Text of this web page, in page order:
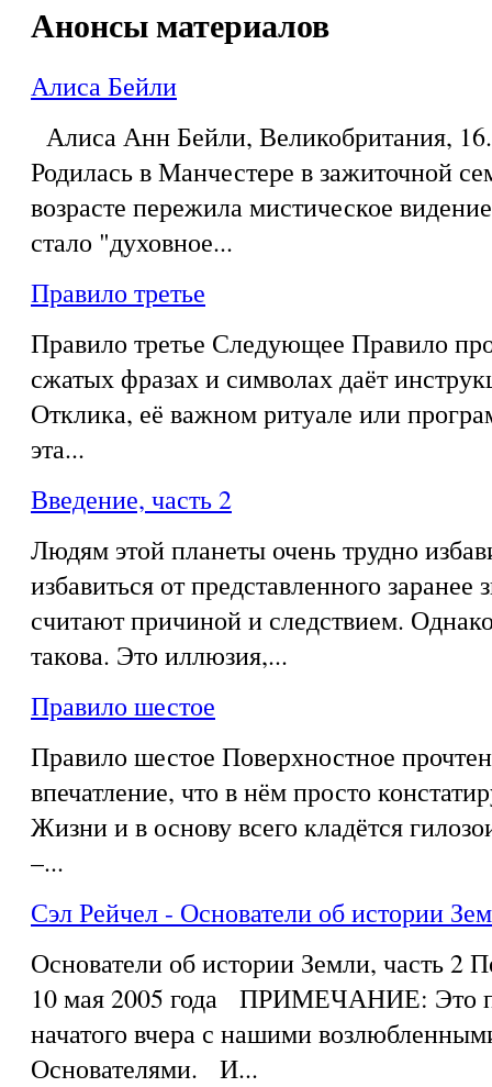
Анонсы материалов
Алиса Бейли
Алиса Анн Бейли, Великобритания,
Родилась в Манчестере в зажиточной
возрасте пережила мистическое
стало "духовное...
Правило третье
Правило третье Следующее Правило
сжатых фразах и символах даёт
Отклика, её важном ритуале или
эта...
Введение, часть 2
Людям этой планеты очень трудно
избавиться от представленного заранее
считают причиной и следствием.
такова. Это иллюзия,...
Правило шестое
Правило шестое Поверхностное
впечатление, что в нём просто
Жизни и в основу всего кладётся
–...
Сэл Рейчел - Основатели об истории
Основатели об истории Земли, часть 2
10 мая 2005 года ПРИМЕЧАНИЕ: Это
начатого вчера с нашими
Основателями. И...